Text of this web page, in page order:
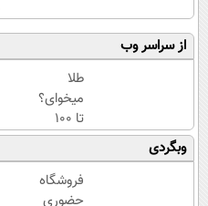
از سراسر وب
طلا
میخوای؟
تا 100
میلیون
وام
فوری
خرید
وبگردی
فروشگاه
حضوری